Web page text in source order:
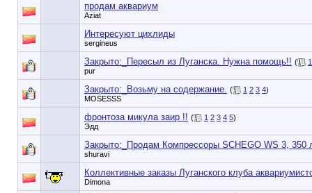
продам аквариум
Aziat
Интересуют цихлиды
sergineus
Закрыто:_ Пересыл из Луганска. Нужна помощь!! (
1
pur
Закрыто:_ Возьму на содержание. ( 1 2 3 4)
MOSESSS
фронтоза микула заир !! ( 1 2 3 4 5)
Эдд
Закрыто:_ Продам Компрессоры SCHEGO WS 3, 350
shuravi
Коллективные заказы Луганского клуба
Dimona